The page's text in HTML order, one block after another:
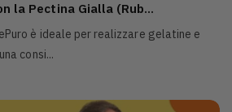
la Pectina Gialla (Rub...
è ideale per realizzare gelatine e
consi...